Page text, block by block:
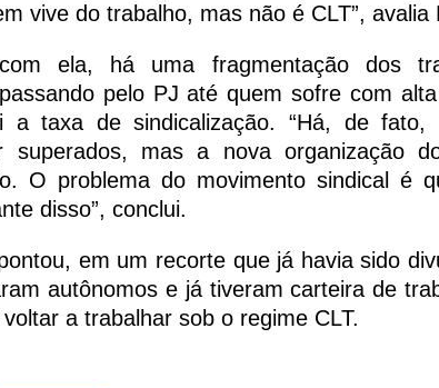
vive do trabalho, mas não é CLT”, avalia
ela, há uma fragmentação dos
pelo PJ até quem sofre com
a taxa de sindicalização. “Há, de fato,
superados, mas a nova organização
O problema do movimento sindical é
disso”, conclui.
em um recorte que já havia sido
autônomos e já tiveram carteira de
a trabalhar sob o regime CLT.